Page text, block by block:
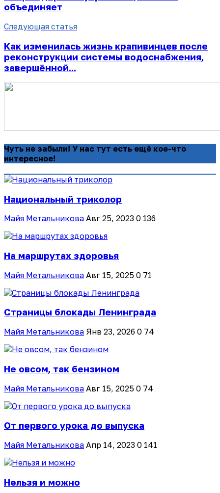
объединяет
Следующая статья
Как изменилась жизнь крапивинцев после
реконструкции системы водоснабжения,
завершённой...
Чуть не забыли! У нас тут есть ещё кое-что
интересное!
Национальный триколор
Майя Метальникова Авг 25, 2023 0 136
На маршрутах здоровья
Майя Метальникова Авг 15, 2025 0 71
Страницы блокады Ленинграда
Майя Метальникова Янв 23, 2026 0 74
Не овсом, так бензином
Майя Метальникова Авг 15, 2025 0 74
От первого урока до выпуска
Майя Метальникова Апр 14, 2023 0 141
Нельзя и можно